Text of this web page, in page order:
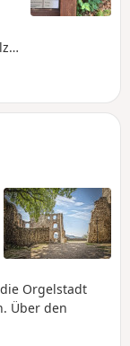
Orgelstadt
Über den